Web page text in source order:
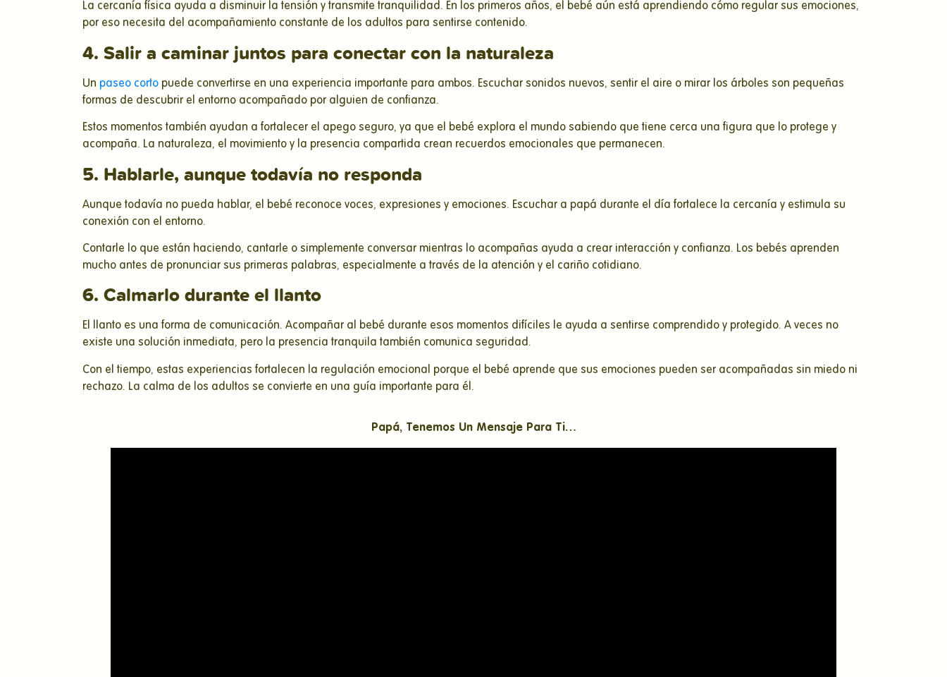
La cercanía física ayuda a disminuir la tensión y transmite tranquilidad. En los primeros años, el bebé aún está aprendiendo cómo regular sus emociones,
por eso necesita del acompañamiento constante de los adultos para sentirse contenido.
4. Salir a caminar juntos para conectar con la naturaleza
Un paseo corto puede convertirse en una experiencia importante para ambos. Escuchar sonidos nuevos, sentir el aire o mirar los árboles son pequeñas
formas de descubrir el entorno acompañado por alguien de confianza.
Estos momentos también ayudan a fortalecer el apego seguro, ya que el bebé explora el mundo sabiendo que tiene cerca una figura que lo protege y
acompaña. La naturaleza, el movimiento y la presencia compartida crean recuerdos emocionales que permanecen.
5. Hablarle, aunque todavía no responda
Aunque todavía no pueda hablar, el bebé reconoce voces, expresiones y emociones. Escuchar a papá durante el día fortalece la cercanía y estimula su
conexión con el entorno.
Contarle lo que están haciendo, cantarle o simplemente conversar mientras lo acompañas ayuda a crear interacción y confianza. Los bebés aprenden
mucho antes de pronunciar sus primeras palabras, especialmente a través de la atención y el cariño cotidiano.
6. Calmarlo durante el llanto
El llanto es una forma de comunicación. Acompañar al bebé durante esos momentos difíciles le ayuda a sentirse comprendido y protegido. A veces no
existe una solución inmediata, pero la presencia tranquila también comunica seguridad.
Con el tiempo, estas experiencias fortalecen la regulación emocional porque el bebé aprende que sus emociones pueden ser acompañadas sin miedo ni
rechazo. La calma de los adultos se convierte en una guía importante para él.
Papá, Tenemos Un Mensaje Para Ti…